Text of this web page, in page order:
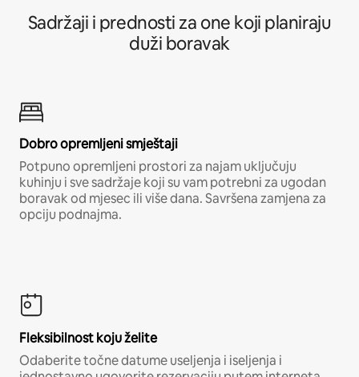
Sadržaji i prednosti za one koji planiraju
duži boravak
Dobro opremljeni smještaji
Potpuno opremljeni prostori za najam uključuju
kuhinju i sve sadržaje koji su vam potrebni za ugodan
boravak od mjesec ili više dana. Savršena zamjena za
opciju podnajma.
Fleksibilnost koju želite
Odaberite točne datume useljenja i iseljenja i